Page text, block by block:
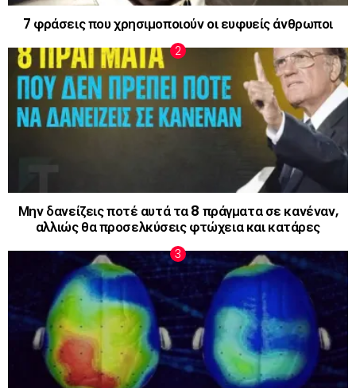
7 φράσεις που χρησιμοποιούν οι ευφυείς άνθρωποι
Μην δανείζεις ποτέ αυτά τα 8 πράγματα σε κανέναν,
αλλιώς θα προσελκύσεις φτώχεια και κατάρες